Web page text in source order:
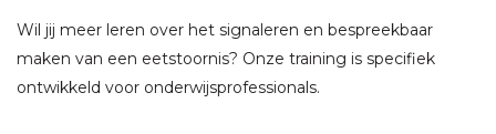
Wil jij meer leren over het signaleren en bespreekbaar
maken van een eetstoornis? Onze training is specifiek
ontwikkeld voor onderwijsprofessionals.